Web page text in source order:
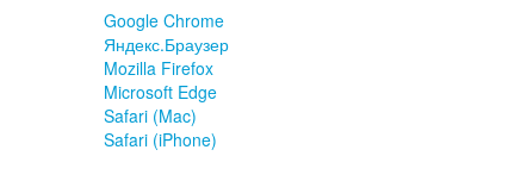
Google Chrome
Яндекс.Браузер
Mozilla Firefox
Microsoft Edge
Safari (Mac)
Safari (iPhone)